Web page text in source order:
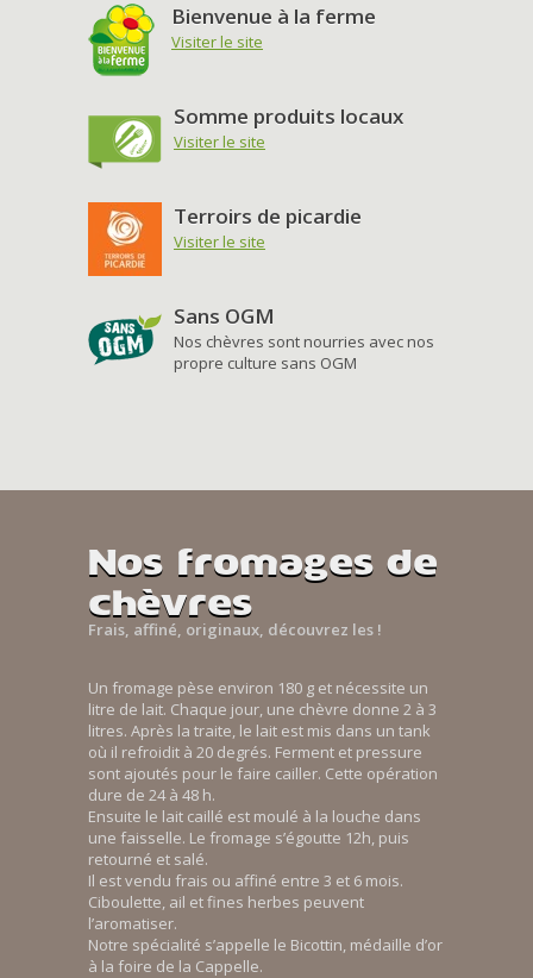
Bienvenue à la ferme
Visiter le site
Somme produits locaux
Visiter le site
Terroirs de picardie
Visiter le site
Sans OGM
Nos chèvres sont nourries avec nos
propre culture sans OGM
Nos fromages de
chèvres
Frais, affiné, originaux, découvrez les !
Un fromage pèse environ 180 g et nécessite un
litre de lait. Chaque jour, une chèvre donne 2 à 3
litres. Après la traite, le lait est mis dans un tank
où il refroidit à 20 degrés. Ferment et pressure
sont ajoutés pour le faire cailler. Cette opération
dure de 24 à 48 h.
Ensuite le lait caillé est moulé à la louche dans
une faisselle. Le fromage s’égoutte 12h, puis
retourné et salé.
Il est vendu frais ou affiné entre 3 et 6 mois.
Ciboulette, ail et fines herbes peuvent
l’aromatiser.
Notre spécialité s’appelle le Bicottin, médaille d’or
à la foire de la Cappelle.